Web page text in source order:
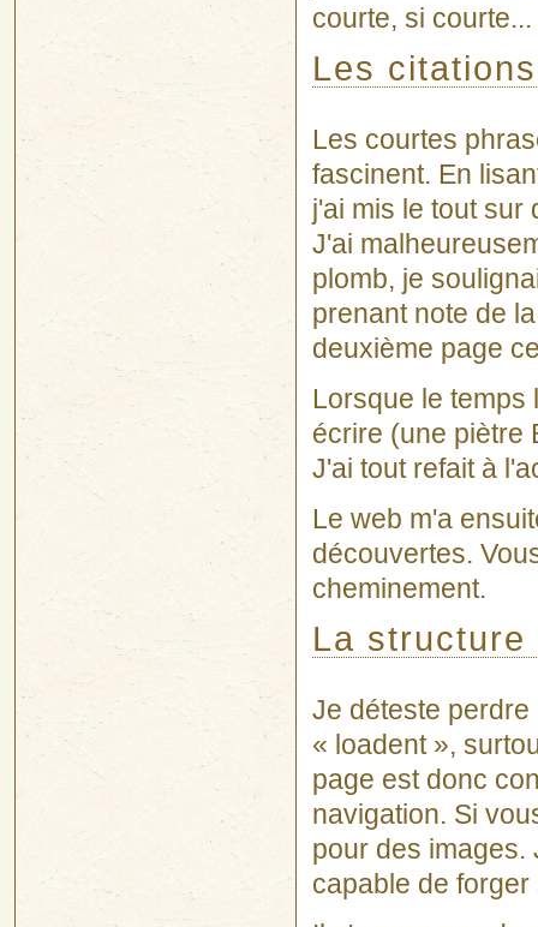
courte, si courte...
Les citations
Les courtes
fascinent. En
j'ai mis le tout sur
J'ai
plomb, je
prenant note de
deuxième page
Lorsque le temps
écrire (une piètre
J'ai tout refait à
Le web m'a
découvertes.
cheminement.
La structure
Je déteste
« loadent »,
page est donc
navigation. Si
pour des images.
capable de